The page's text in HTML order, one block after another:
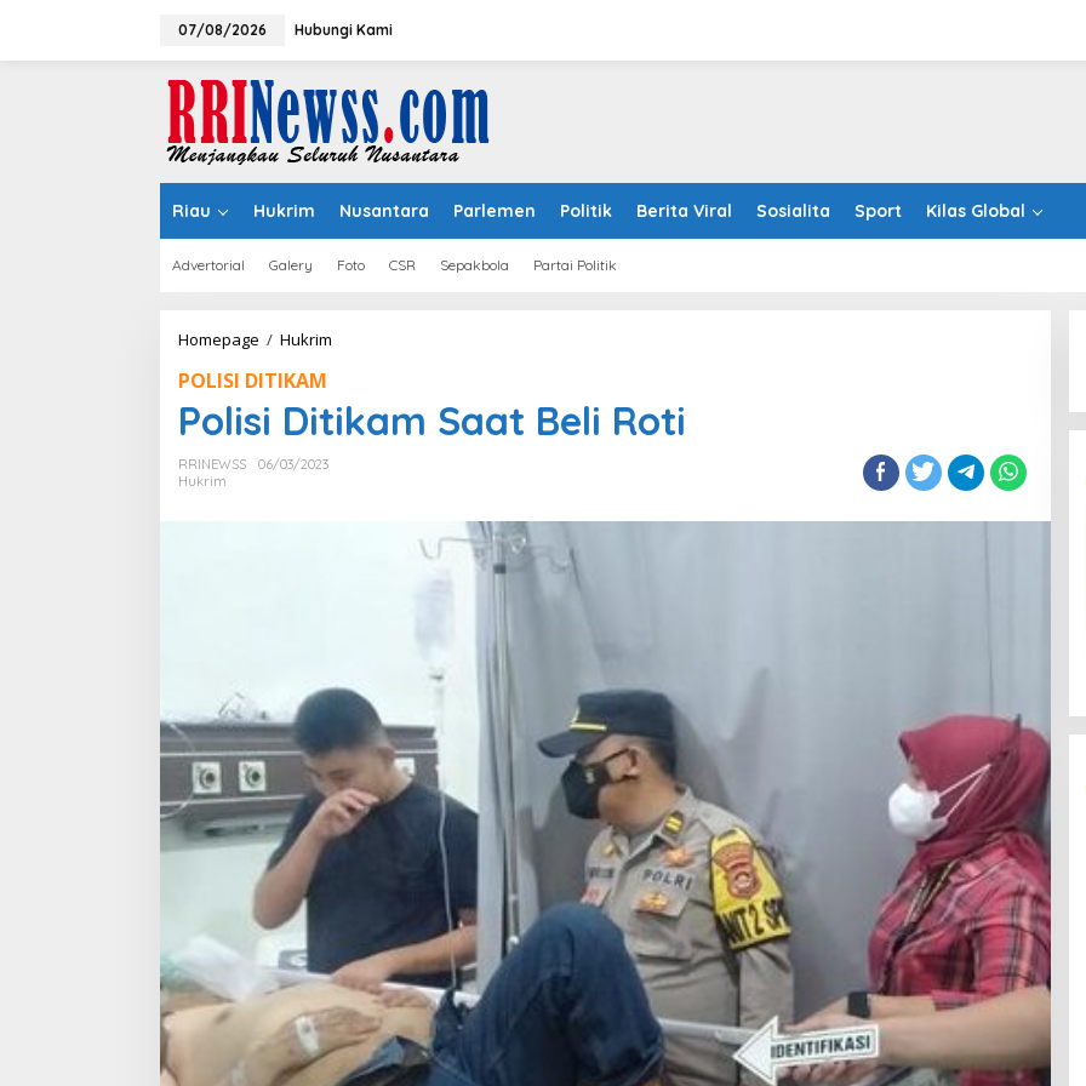
07/08/2026 Hubungi Kami
Riau Hukrim Nusantara Parlemen Politik Berita Viral Sosialita Sport Kilas Global
Advertorial Galery Foto CSR Sepakbola Partai Politik
Homepage / Hukrim
Beli
Roti
POLISI DITIKAM
Polisi Ditikam Saat Beli Roti
RRINEWSS
06/03/2023
Hukrim
Management Services in Asia-